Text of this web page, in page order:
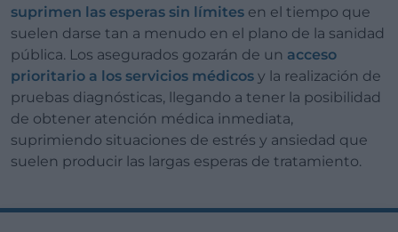
suprimen las esperas sin límites en el tiempo que
suelen darse tan a menudo en el plano de la sanidad
pública. Los asegurados gozarán de un acceso
prioritario a los servicios médicos y la realización de
pruebas diagnósticas, llegando a tener la posibilidad
de obtener atención médica inmediata,
suprimiendo situaciones de estrés y ansiedad que
suelen producir las largas esperas de tratamiento.